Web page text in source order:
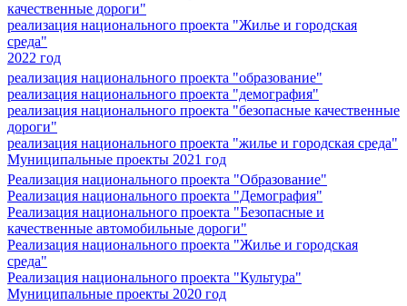
качественные дороги"
реализация национального проекта "Жилье и городская
среда"
2022 год
реализация национального проекта "образование"
реализация национального проекта "демография"
реализация национального проекта "безопасные качественные
дороги"
реализация национального проекта "жилье и городская среда"
Муниципальные проекты 2021 год
Реализация национального проекта "Образование"
Реализация национального проекта "Демография"
Реализация национального проекта "Безопасные и
качественные автомобильные дороги"
Реализация национального проекта "Жилье и городская
среда"
Реализация национального проекта "Культура"
Муниципальные проекты 2020 год